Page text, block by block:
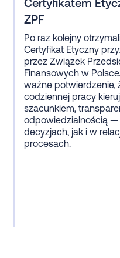
ZPF
Po raz kolejny
Certyfikat Etyczny
przez Związek
Finansowych w
ważne potwierdzenie,
codziennej pracy
szacunkiem,
odpowiedzialnością
decyzjach, jak i w
procesach.